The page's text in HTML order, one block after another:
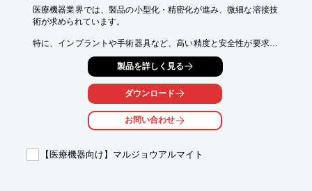
医療機器業界では、製品の小型化・精密化が進み、微細な溶接技
術が求められています。
特に、インプラントや手術器具など、高い精度と安全性が要求さ
れる製品においては、溶接の品質が製品の性能と安全性を左右し
溶接不良は、製品の機能不全や患者へのリスクにつながる可能性
弊社の「ふるさと加工ネットワーク」で提供するファイバーレー
ザー溶接は、NHK人気バラエティ番組「有吉のお金発見　突撃！
介されるほどの仕上がり品質を誇ります。
製品を詳しく見る
ダウンロード
お問い合わせ
【医療機器向け】マルジョウアルマイト